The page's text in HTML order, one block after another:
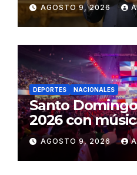
SCJ
AGOSTO 9, 2026
DEPORTES NACIONALES
Santo
2026 con
AGOSTO 9, 2026